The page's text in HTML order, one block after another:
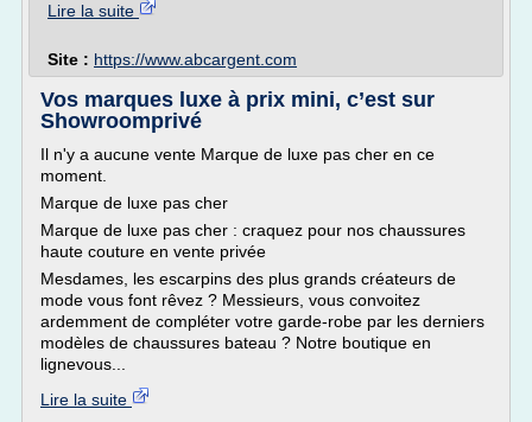
Lire la suite
Site : https://www.abcargent.com
Vos marques luxe à prix mini, c’est sur
Showroomprivé
Il n'y a aucune vente Marque de luxe pas cher en ce
moment.
Marque de luxe pas cher
Marque de luxe pas cher : craquez pour nos chaussures
haute couture en vente privée
Mesdames, les escarpins des plus grands créateurs de
mode vous font rêvez ? Messieurs, vous convoitez
ardemment de compléter votre garde-robe par les derniers
modèles de chaussures bateau ? Notre boutique en
lignevous...
Lire la suite